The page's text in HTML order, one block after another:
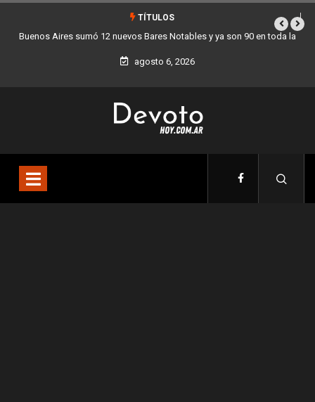
TÍTULOS
la Los stands móviles de la Ciudad llegan esta semana a Villa Devoto
agosto 6, 2026